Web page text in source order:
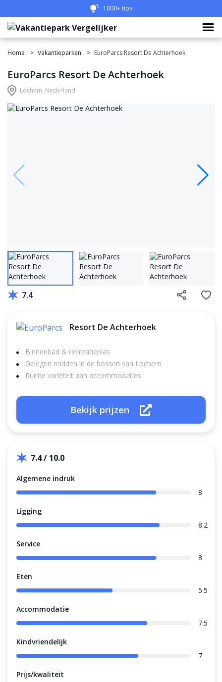
1000+ tips
Home Vakantieparken EuroParcs Resort De Achterhoek
EuroParcs Resort De Achterhoek
Lochem, Nederland
7.4
Resort De Achterhoek
Binnenbad & recreatieplas
Gelegen midden in de bossen van Lochem
Ruime variëteit aan accommodaties
Bekijk prijzen
7.4 / 10.0
Algemene indruk
8
Ligging
8.2
Service
8
Eten
5.5
Accommodatie
7.5
Kindvriendelijk
7
Prijs/kwaliteit